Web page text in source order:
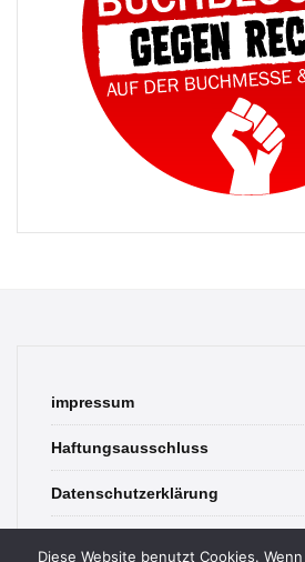
impressum
Haftungsausschluss
Datenschutzerklärung
Diese Website benutzt Cookies.